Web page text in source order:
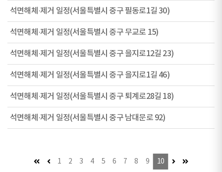
석면해체·제거 일정(서울특별시 중구 필동로1길 30)
석면해체·제거 일정(서울특별시 중구 무교로 15)
석면해체·제거 일정(서울특별시 중구 을지로12길 23)
석면해체·제거 일정(서울특별시 중구 을지로1길 46)
석면해체·제거 일정(서울특별시 중구 퇴계로28길 18)
석면해체·제거 일정(서울특별시 중구 남대문로 92)
첫 페이지이전 페이지 (이동불가)
1 2 3 4 5 6 7 8 9 10 다음 페이지마지막 페이